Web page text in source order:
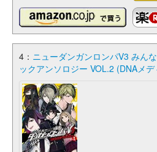
4： ニューダンガンロンパV3 みん
ックアンソロジー VOL.2 (DNAメ